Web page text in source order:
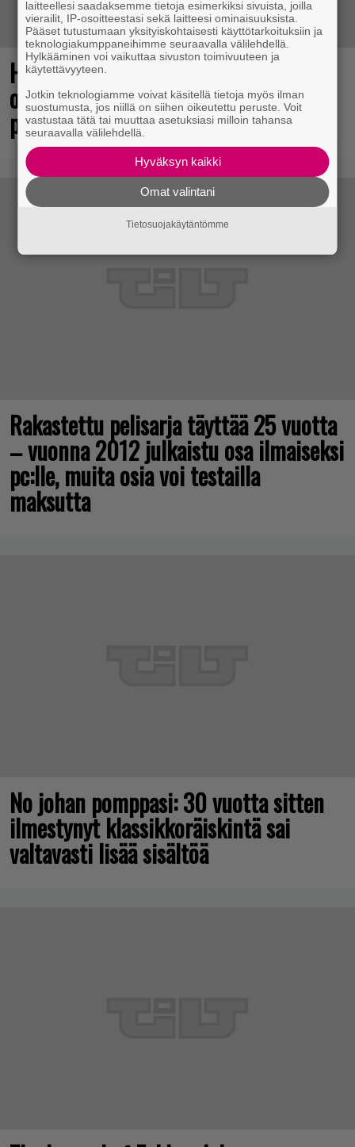
Huomio, kaikki Grand Theft Auto 6:n
odottajat: Netflixiin tulee pian
pakollista nähtävää
Rakastettu pelisarja täyttää 25 vuotta
– vuonna 2012 julkaistu osa ilmaiseksi
pc:lle, muita osia voi testailla
maksutta
No johan pomppasi: 30 vuotta sitten
ilmestynyt klassikkoräiskintä sai
valtavasti lisää sisältöä
laitteellesi saadaksemme tietoja esimerkiksi sivuista, joilla
vierailit, IP-osoitteestasi sekä laitteesi ominaisuuksista.
Pääset tutustumaan yksityiskohtaisesti käyttötarkoituksiin ja
teknologiakumppaneihimme seuraavalla välilehdellä.
Hylkääminen voi vaikuttaa sivuston toimivuuteen ja
käytettävyyteen.
Jotkin teknologiamme voivat käsitellä tietoja myös ilman
suostumusta, jos niillä on siihen oikeutettu peruste. Voit
vastustaa tätä tai muuttaa asetuksiasi milloin tahansa
seuraavalla välilehdellä.
Hyväksyn kaikki
Omat valintani
Tietosuojakäytäntömme